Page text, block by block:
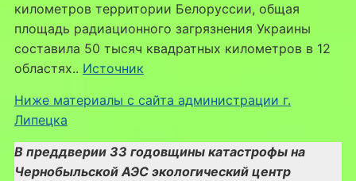
километров территории Белоруссии, общая
площадь радиационного загрязнения Украины
составила 50 тысяч квадратных километров в 12
областях.. Источник
Ниже материалы с сайта администрации г.
Липецка
В преддверии 33 годовщины катастрофы на
Чернобыльской АЭС экологический центр